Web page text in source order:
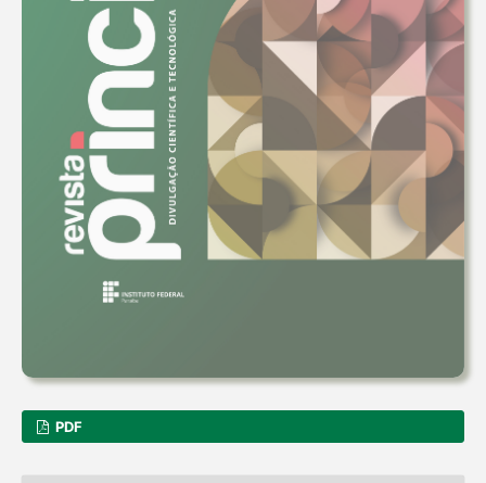
PDF